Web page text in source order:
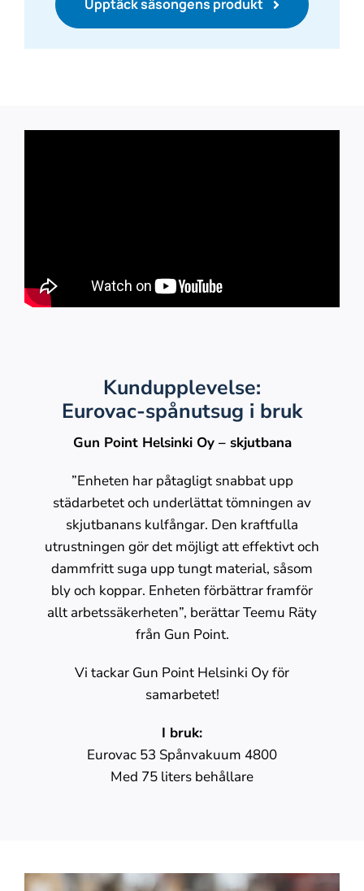
Upptäck säsongens produkt
Kundupplevelse:
Eurovac-spånutsug i bruk
Gun Point Helsinki Oy – skjutbana
”Enheten har påtagligt snabbat upp
städarbetet och underlättat tömningen av
skjutbanans kulfångar. Den kraftfulla
utrustningen gör det möjligt att effektivt och
dammfritt suga upp tungt material, såsom
bly och koppar. Enheten förbättrar framför
allt arbetssäkerheten”, berättar Teemu Räty
från Gun Point.
Vi tackar Gun Point Helsinki Oy för
samarbetet!
I bruk:
Eurovac 53 Spånvakuum 4800
Med 75 liters behållare